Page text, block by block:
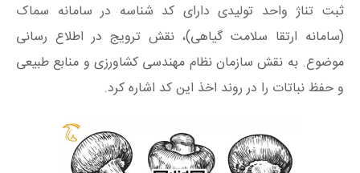
ثبت تناژ واحد تولیدی دارای کد شناسه در سامانه سماک
(سامانه ارتقا سلامت گیاهی)، نقش ترویج در اطلاع رسانی
موضوع. به نقش سازمان نظام مهندسی کشاورزی و منابع طبیعی
و حفظ نباتات را در روند اخذ این کد اشاره کرد.